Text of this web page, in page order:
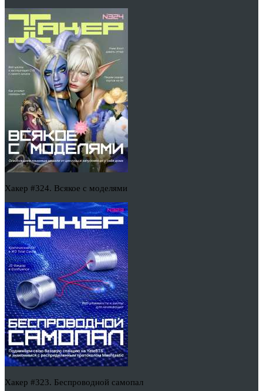
Хакер #324. Всякое с моделями
Хакер #323. Беспроводной самопал